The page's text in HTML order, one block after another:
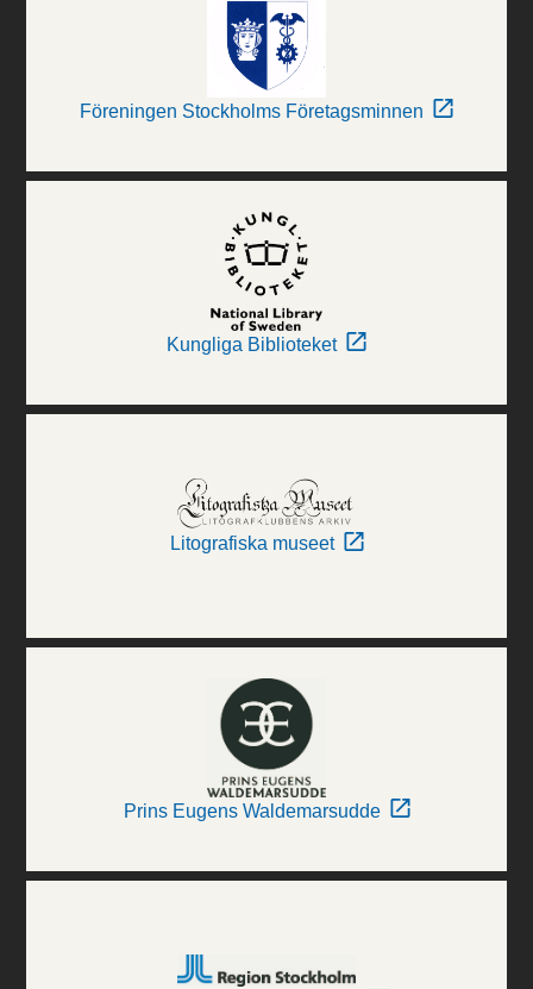
Föreningen Stockholms Företagsminnen
Kungliga Biblioteket
Litografiska museet
Prins Eugens Waldemarsudde